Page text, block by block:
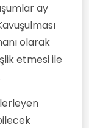
ay
olarak
etmesi ile